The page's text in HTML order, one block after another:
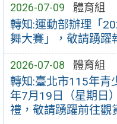
2026-07-09 體育組
轉知:運動部辦理「
舞大賽」，敬請踴躍
2026-07-08 體育組
轉知:臺北市115年青
年7月19日（星期日
禮，敬請踴躍前往觀